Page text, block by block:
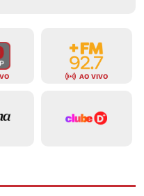
AO VIVO